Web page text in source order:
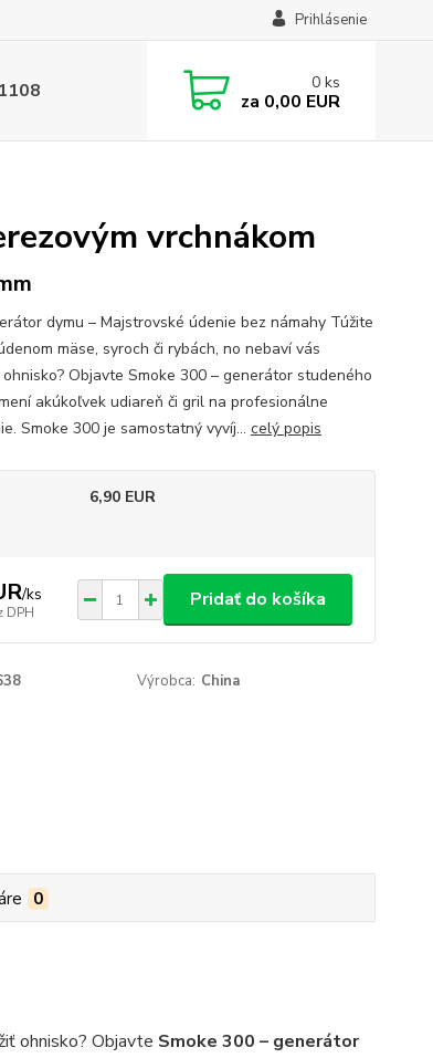
Prihlásenie
0 ks
za 0,00 EUR
vrchnákom
dymu – Majstrovské údenie bez námahy Túžite
mäse, syroch či rybách, no nebaví vás
Objavte Smoke 300 – generátor studeného
akúkoľvek udiareň či gril na profesionálne
Smoke 300 je samostatný vyvíj... celý popis
6,90 EUR
/ks
DPH
Pridať do košíka
Výrobca: China
0
ohnisko? Objavte Smoke 300 – generátor